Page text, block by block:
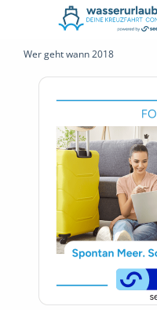
Wer geht wann 2018